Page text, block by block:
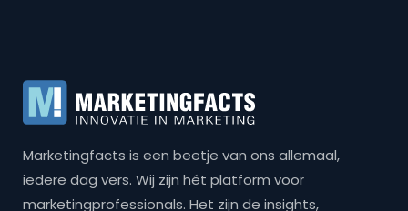
Marketingfacts is een beetje van ons allemaal,
iedere dag vers. Wij zijn hét platform voor
marketingprofessionals. Het zijn de insights,